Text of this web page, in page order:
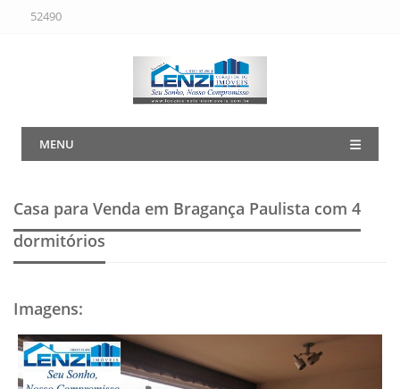
52490
MENU
Casa para Venda em Bragança Paulista com 4
dormitórios
Imagens: